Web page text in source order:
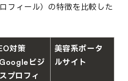
フィール）の特徴を比較した
対策
Googleビジ
プロフィ
美容系ポータ
ルサイト